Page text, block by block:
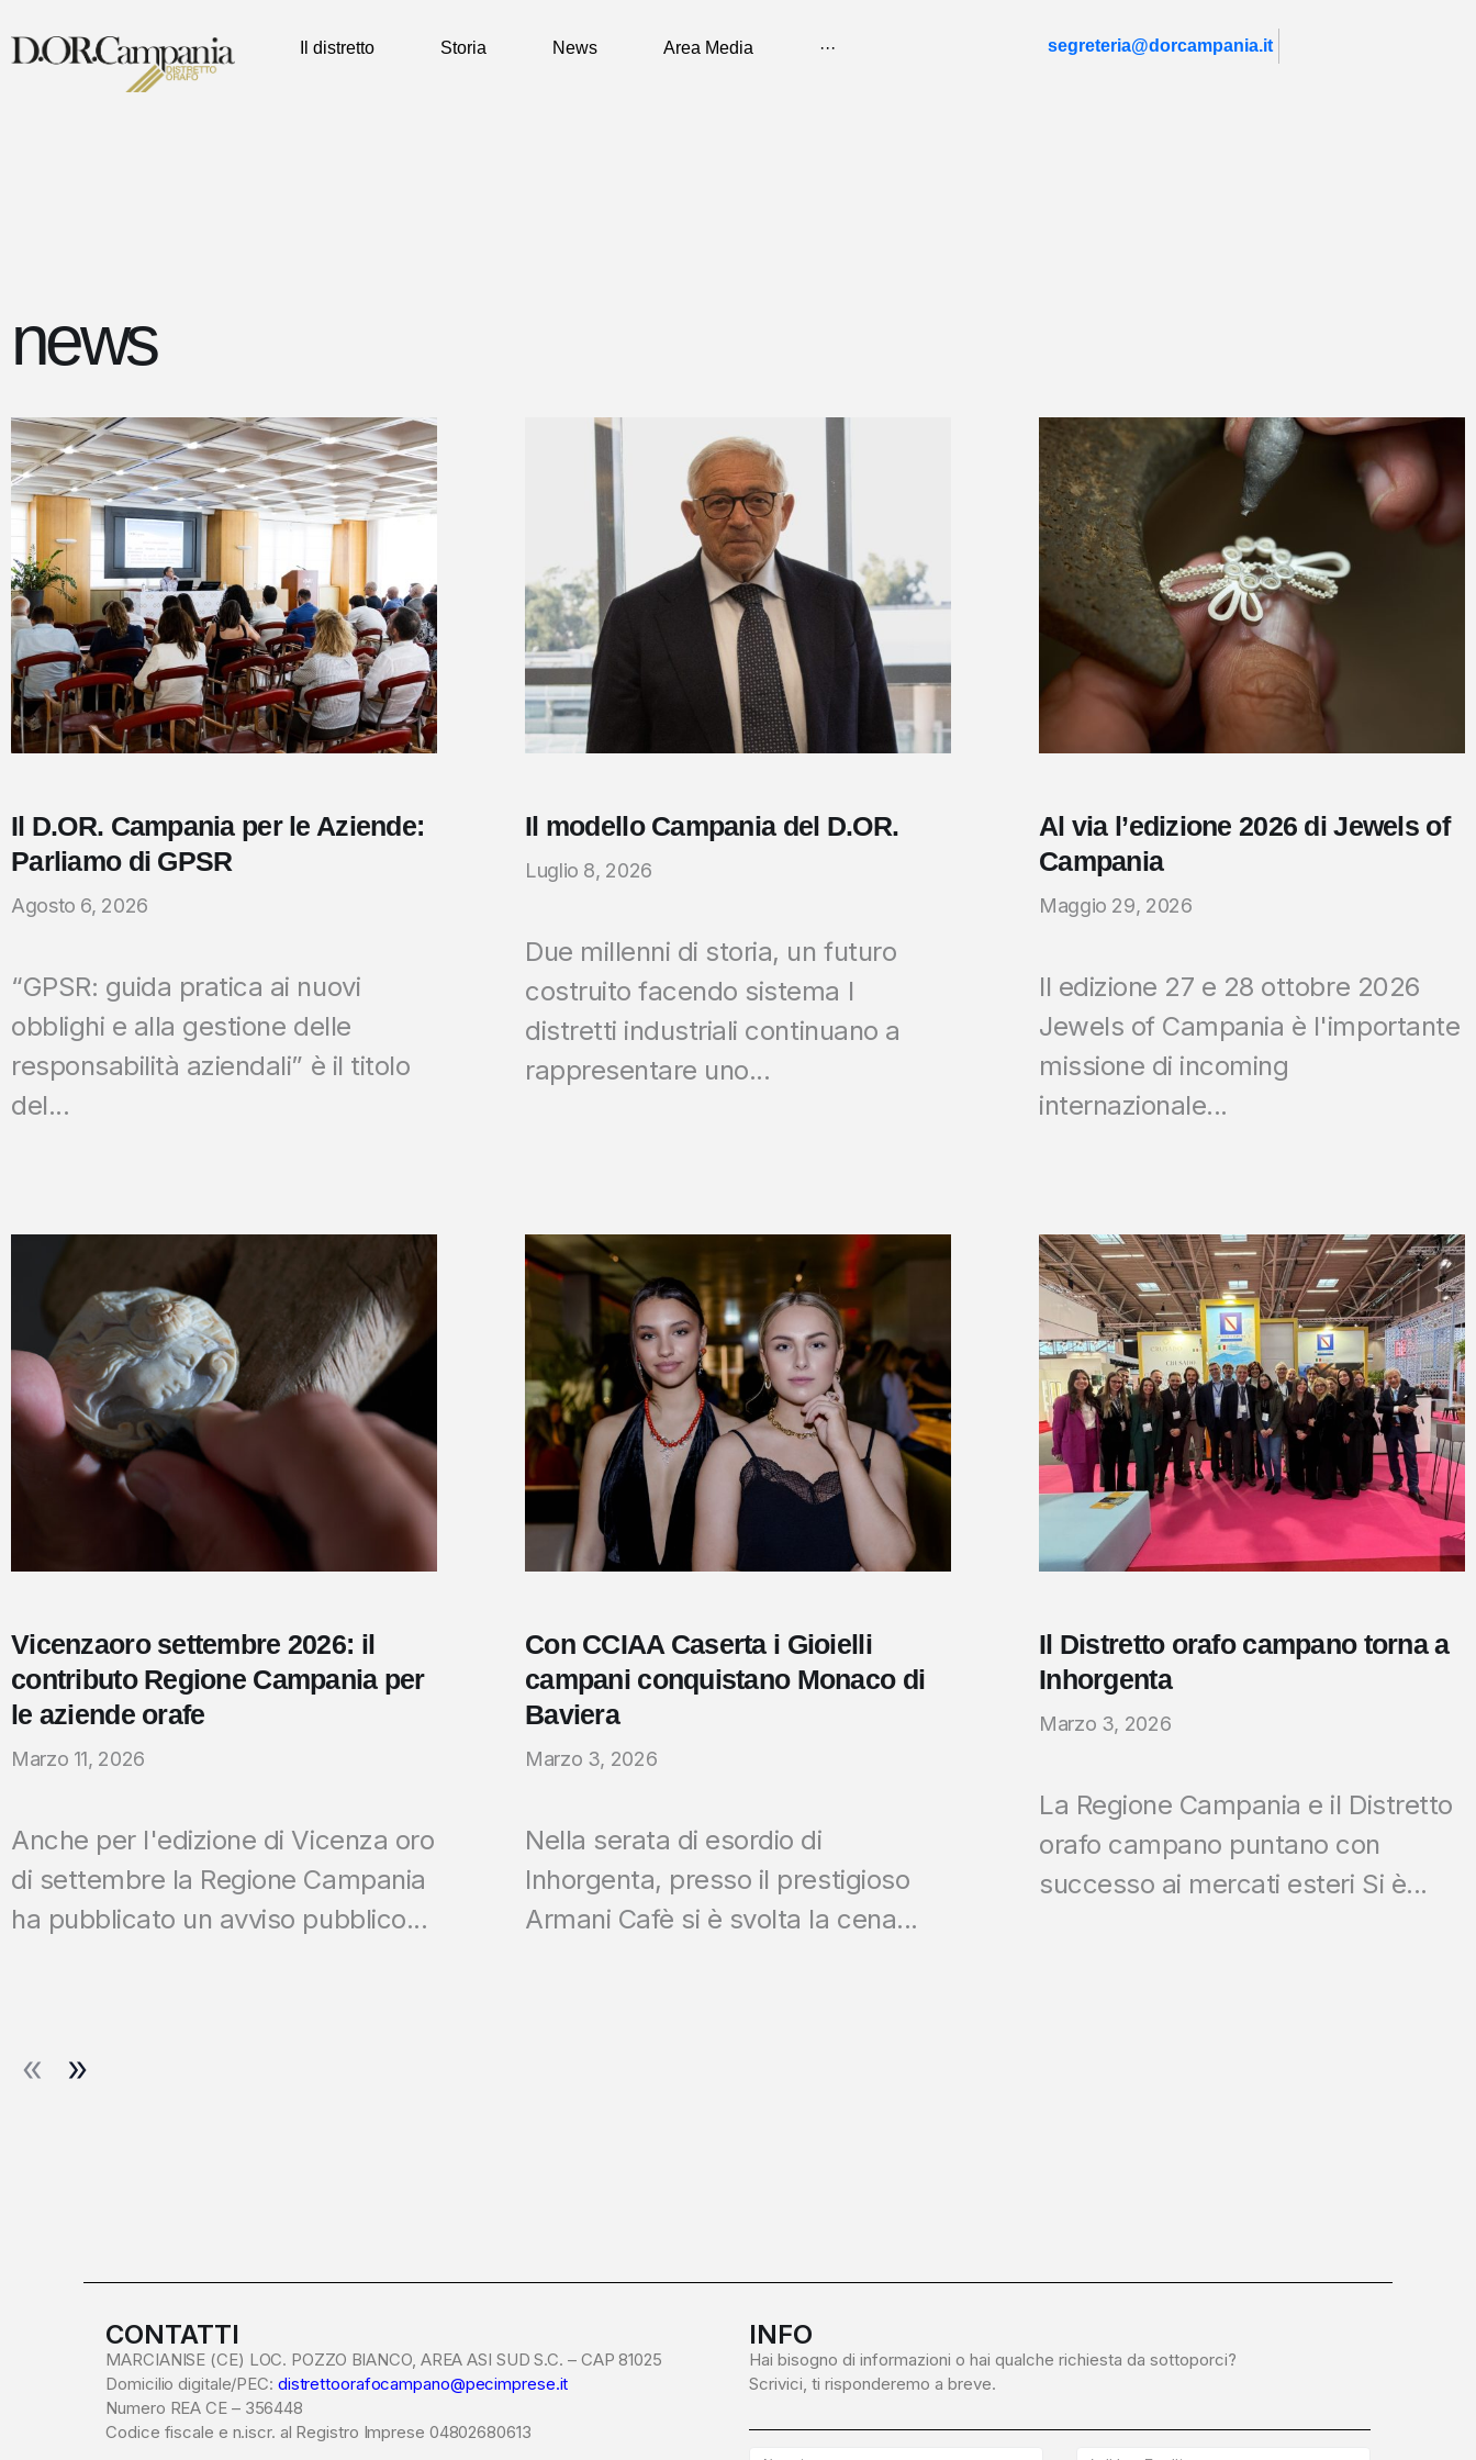
Il distretto Storia News Area Media ··· segreteria@dorcampania.it
news
Il D.OR. Campania per le Aziende:
Parliamo di GPSR
Agosto 6, 2026
“GPSR: guida pratica ai nuovi
obblighi e alla gestione delle
responsabilità aziendali” è il titolo
del...
Il modello Campania del D.OR.
Luglio 8, 2026
Due millenni di storia, un futuro
costruito facendo sistema I
distretti industriali continuano a
rappresentare uno...
Al via l’edizione 2026 di Jewels of
Campania
Maggio 29, 2026
II edizione 27 e 28 ottobre 2026
Jewels of Campania è l'importante
missione di incoming
internazionale...
Vicenzaoro settembre 2026: il
contributo Regione Campania per
le aziende orafe
Marzo 11, 2026
Anche per l'edizione di Vicenza oro
di settembre la Regione Campania
ha pubblicato un avviso pubblico...
Con CCIAA Caserta i Gioielli
campani conquistano Monaco di
Baviera
Marzo 3, 2026
Nella serata di esordio di
Inhorgenta, presso il prestigioso
Armani Cafè si è svolta la cena...
Il Distretto orafo campano torna a
Inhorgenta
Marzo 3, 2026
La Regione Campania e il Distretto
orafo campano puntano con
successo ai mercati esteri Si è...
CONTATTI
MARCIANISE (CE) LOC. POZZO BIANCO, AREA ASI SUD S.C. – CAP 81025
Domicilio digitale/PEC: distrettoorafocampano@pecimprese.it
Numero REA CE – 356448
Codice fiscale e n.iscr. al Registro Imprese 04802680613
INFO
Hai bisogno di informazioni o hai qualche richiesta da sottoporci?
Scrivici, ti risponderemo a breve.